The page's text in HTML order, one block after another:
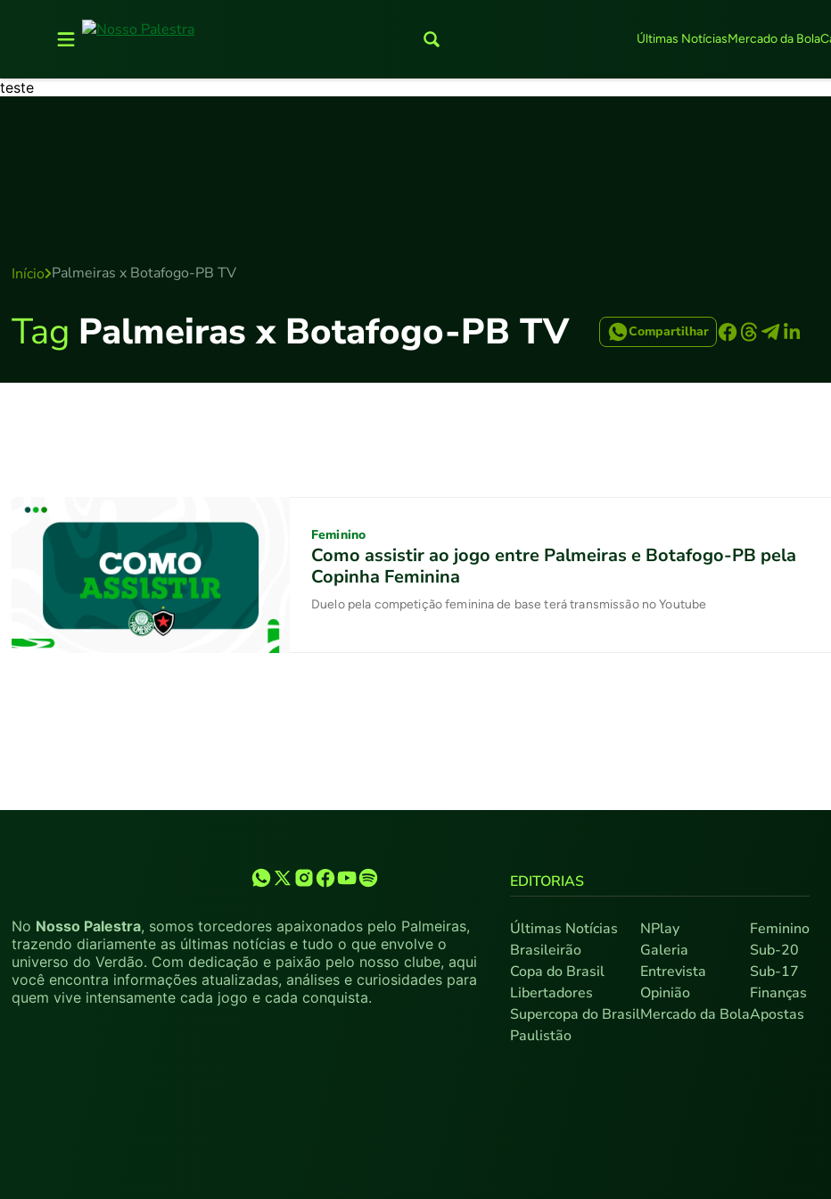
Últimas NotíciasMercado da Bola
teste
Início Palmeiras x Botafogo-PB TV
Tag Palmeiras x Botafogo-PB TV Compartilhar
Feminino
Como assistir ao jogo entre Palmeiras e Botafogo-PB pela
Copinha Feminina
Duelo pela competição feminina de base terá transmissão no Youtube
No Nosso Palestra, somos torcedores apaixonados pelo Palmeiras,
trazendo diariamente as últimas notícias e tudo o que envolve o
universo do Verdão. Com dedicação e paixão pelo nosso clube, aqui
você encontra informações atualizadas, análises e curiosidades para
quem vive intensamente cada jogo e cada conquista.
EDITORIAS
Últimas Notícias
Brasileirão
Copa do Brasil
Libertadores
Supercopa do Brasil
Paulistão
NPlay
Galeria
Entrevista
Opinião
Mercado da Bola
Feminino
Sub-20
Sub-17
Finanças
Apostas